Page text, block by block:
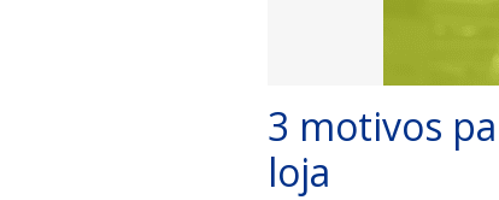
3 motivos
loja